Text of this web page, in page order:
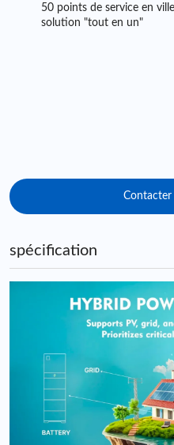
50 points de service en
solution "tout en un"
spécification